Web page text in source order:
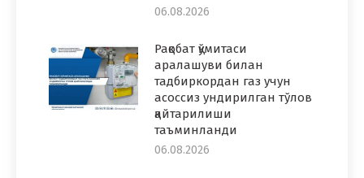
06.08.2026
Рақобат қўмитаси
аралашуви билан
тадбиркордан газ учун
асоссиз ундирилган тўлов
қайтарилиши
таъминланди
06.08.2026